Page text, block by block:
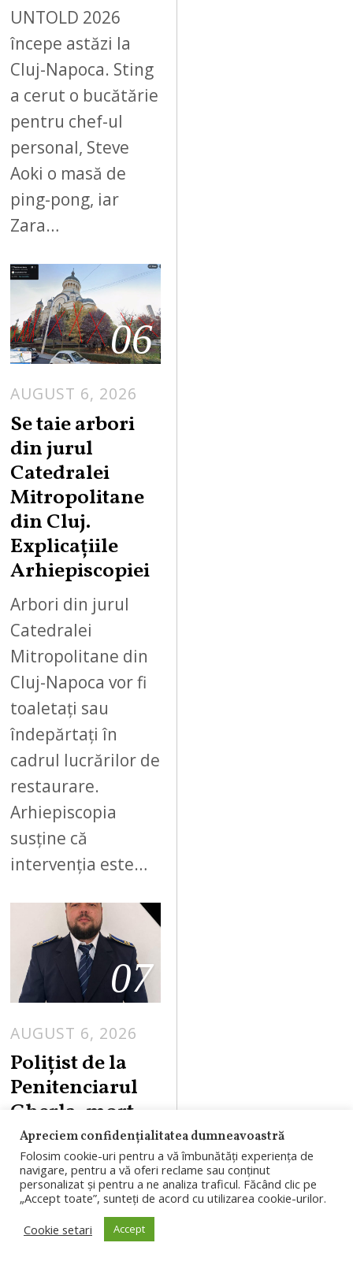
UNTOLD 2026
începe astăzi la
Cluj-Napoca. Sting
a cerut o bucătărie
pentru chef-ul
personal, Steve
Aoki o masă de
ping-pong, iar
Zara…
06
AUGUST 6, 2026
Se taie arbori
din jurul
Catedralei
Mitropolitane
din Cluj.
Explicațiile
Arhiepiscopiei
Arbori din jurul
Catedralei
Mitropolitane din
Cluj-Napoca vor fi
toaletați sau
îndepărtați în
cadrul lucrărilor de
restaurare.
Arhiepiscopia
susține că
intervenția este…
07
AUGUST 6, 2026
Polițist de la
Penitenciarul
Gherla, mort
într-un
accident de
motocicletă pe
DN1
Un polițist de
Apreciem confidențialitatea dumneavoastră
Folosim cookie-uri pentru a vă îmbunătăți experiența de
navigare, pentru a vă oferi reclame sau conținut
personalizat și pentru a ne analiza traficul. Făcând clic pe
„Accept toate”, sunteți de acord cu utilizarea cookie-urilor.
Cookie setari
Accept